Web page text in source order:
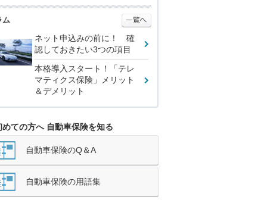
ム
ネット申込みの前に！ 確
認しておきたい3つの項目
本格導入スタート！「テレ
マティクス保険」メリット
＆デメリット
めての方へ 自動車保険を知る
自動車保険のQ＆A
自動車保険の用語集